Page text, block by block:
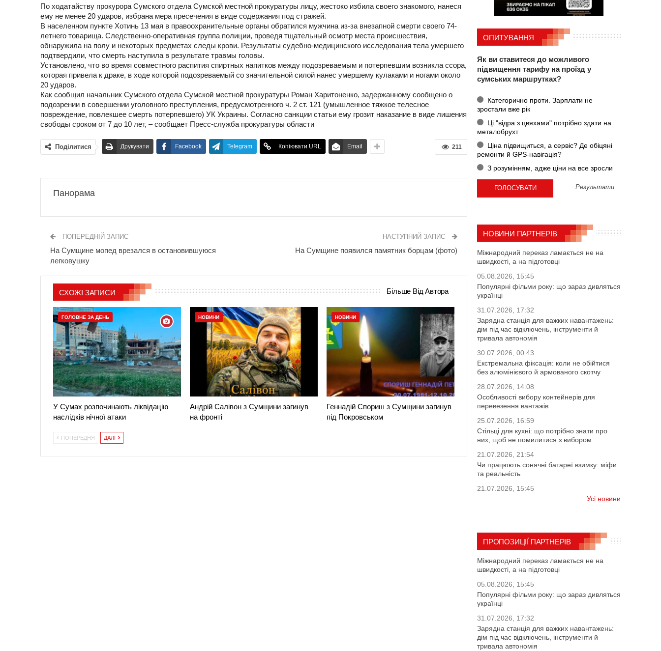
По ходатайству прокурора Сумского отдела Сумской местной прокуратуры лицу, жестоко избила своего знакомого, нанеся
ему не менее 20 ударов, избрана мера пресечения в виде содержания под стражей.
В населенном пункте Хотинь 13 мая в правоохранительные органы обратился мужчина из-за внезапной смерти своего 74-
летнего товарища. Следственно-оперативная группа полиции, проведя тщательный осмотр места происшествия,
обнаружила на полу и некоторых предметах следы крови. Результаты судебно-медицинского исследования тела умершего
подтвердили, что смерть наступила в результате травмы головы.
Установлено, что во время совместного распития спиртных напитков между подозреваемым и потерпевшим возникла ссора,
которая привела к драке, в ходе которой подозреваемый со значительной силой нанес умершему кулаками и ногами около
20 ударов.
Как сообщил начальник Сумского отдела Сумской местной прокуратуры Роман Харитоненко, задержанному сообщено о
подозрении в совершении уголовного преступления, предусмотренного ч. 2 ст. 121 (умышленное тяжкое телесное
повреждение, повлекшее смерть потерпевшего) УК Украины. Согласно санкции статьи ему грозит наказание в виде лишения
свободы сроком от 7 до 10 лет, – сообщает Пресс-служба прокуратуры области
211
Поділитися Друкувати Facebook Telegram Копіювати URL Email
Панорама
ПОПЕРЕДНІЙ ЗАПИС
На Сумщине мопед врезался в остановившуюся
легковушку
НАСТУПНИЙ ЗАПИС
На Сумщине появился памятник борцам (фото)
СХОЖІ ЗАПИСИ Більше Від Автора
ГОЛОВНЕ ЗА ДЕНЬ
У Сумах розпочинають ліквідацію
наслідків нічної атаки
НОВИНИ
Андрій Салівон з Сумщини загинув
на фронті
НОВИНИ
Геннадій Спориш з Сумщини загинув
під Покровськом
ПОПЕРЕДНЯ ДАЛІ
ОПИТУВАННЯ
Як ви ставитеся до можливого
підвищення тарифу на проїзд у
сумських маршрутках?
Категорично проти. Зарплати не
зростали вже рік
Ці "відра з цвяхами" потрібно здати на
металобрухт
Ціна підвищиться, а сервіс? Де обіцяні
ремонти й GPS-навігація?
З розумінням, адже ціни на все зросли
Результати
НОВИНИ ПАРТНЕРІВ
Міжнародний переказ ламається не на
швидкості, а на підготовці
05.08.2026, 15:45
Популярні фільми року: що зараз дивляться
українці
31.07.2026, 17:32
Зарядна станція для важких навантажень:
дім під час відключень, інструменти й
тривала автономія
30.07.2026, 00:43
Екстремальна фіксація: коли не обійтися
без алюмінієвого й армованого скотчу
28.07.2026, 14:08
Особливості вибору контейнерів для
перевезення вантажів
25.07.2026, 16:59
Стільці для кухні: що потрібно знати про
них, щоб не помилитися з вибором
21.07.2026, 21:54
Чи працюють сонячні батареї взимку: міфи
та реальність
21.07.2026, 15:45
Усі новини
ПРОПОЗИЦІЇ ПАРТНЕРІВ
Міжнародний переказ ламається не на
швидкості, а на підготовці
05.08.2026, 15:45
Популярні фільми року: що зараз дивляться
українці
31.07.2026, 17:32
Зарядна станція для важких навантажень:
дім під час відключень, інструменти й
тривала автономія